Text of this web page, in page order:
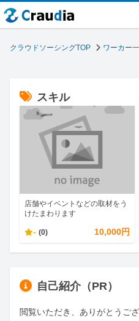
クラウドソーシングTOP ワーカー
スキル
店舗やイベントなどの取材をう
けたまわります
- (0) 10,000円
自己紹介（PR）
閲覧いただき、ありがとうござ